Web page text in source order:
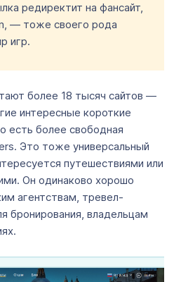
редиректит на фансайт,
— тоже своего рода
игр.
более 18 тысяч сайтов —
интересные короткие
есть более свободная
Это тоже универсальный
путешествиями или
Он одинаково хорошо
агентствам, тревел-
бронирования, владельцам